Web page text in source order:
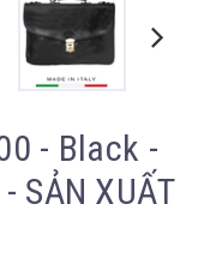
- Black -
- SẢN XUẤT